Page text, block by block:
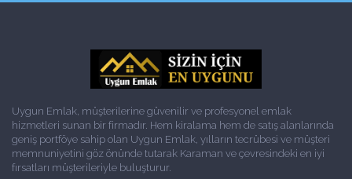
Uygun Emlak, müşterilerine güvenilir ve profesyonel emlak
hizmetleri sunan bir firmadır. Hem kiralama hem de satış alanlarında
geniş portföye sahip olan Uygun Emlak, yılların tecrübesi ve müşteri
memnuniyetini göz önünde tutarak Karaman ve çevresindeki en iyi
fırsatları müşterileriyle buluşturur.